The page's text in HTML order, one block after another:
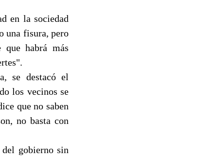
en la sociedad
una fisura, pero
habrá más
se destacó el
los vecinos se
que no saben
no basta con
gobierno sin